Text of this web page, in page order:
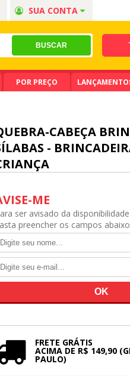
SUA CONTA
POR PREÇO
CABEÇA
-
ME
ser avisado da
preencher os campos
FRETE GRÁTIS
ACIMA DE R$ 149,90
PAULO)